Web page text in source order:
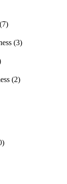
(7)
(3)
(2)
)
ideale Modell für